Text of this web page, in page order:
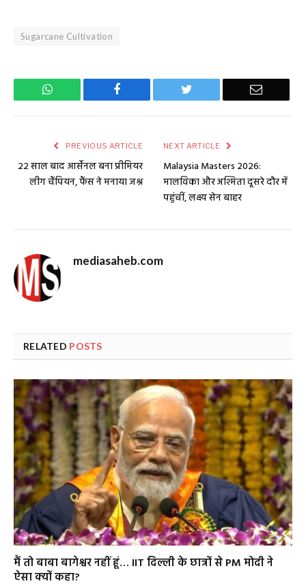
Sugarcane Cultivation
WhatsApp Facebook Twitter Email
PREVIOUS ARTICLE
22 साल बाद आर्सेनल बना प्रीमियर
लीग चैंपियन, फैंस ने मनाया जश्न
NEXT ARTICLE
Malaysia Masters 2026:
मालविका और अश्मिता दूसरे दौर में
पहुंचीं, लक्ष्य सेन बाहर
mediasaheb.com
RELATED POSTS
मैं तो बाबा बागेश्वर नहीं हूं… IIT दिल्ली के छात्रों से PM मोदी ने
ऐसा क्यों कहा?